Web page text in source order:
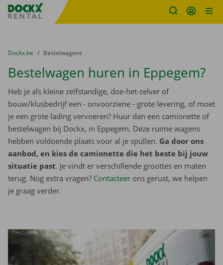
Fratello DEMO
U bevindt zich hier:
van
Dockx.be naar
Bestelwagens
Bestelwagen huren in Eppegem?
Heb je als kleine zelfstandige, doe-het-zelver of
bouw/klusbedrijf een - onvoorziene - grote levering, of moet
je een grote lading vervoeren? Huur dan een camionette of
bestelwagen bij Dockx, in Eppegem. Deze ruime wagens
hebben voldoende plaats voor al je spullen. Ga door ons
aanbod, en kies de camionette die het beste bij jouw
situatie past. Je vindt er verschillende groottes en maten
terug. Nog extra vragen? Contacteer ons gerust, we helpen
je graag verder.